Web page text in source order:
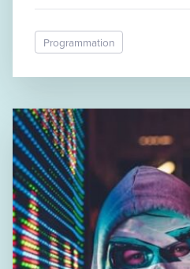
ColissimoLabelProduct-
Il suffit dans la fonction de
ext.'.$cn23Extension); if […]
Programmation